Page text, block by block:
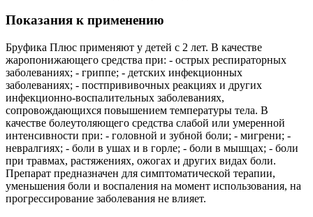
Показания к применению
Бруфика Плюс применяют у детей с 2 лет. В качестве
жаропонижающего средства при: - острых респираторных
заболеваниях; - гриппе; - детских инфекционных
заболеваниях; - постпрививочных реакциях и других
инфекционно-воспалительных заболеваниях,
сопровождающихся повышением температуры тела. В
качестве болеутоляющего средства слабой или умеренной
интенсивности при: - головной и зубной боли; - мигрени; -
невралгиях; - боли в ушах и в горле; - боли в мышцах; - боли
при травмах, растяжениях, ожогах и других видах боли.
Препарат предназначен для симптоматической терапии,
уменьшения боли и воспаления на момент использования, на
прогрессирование заболевания не влияет.